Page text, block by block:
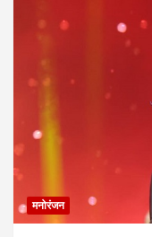
मनोरंजन